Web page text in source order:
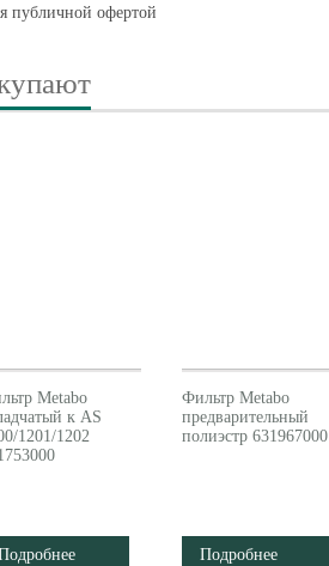
публичной офертой
Metabo
к AS
1201/1202
Фильтр Metabo
предварительный
полиэстр 631967000
Подробнее